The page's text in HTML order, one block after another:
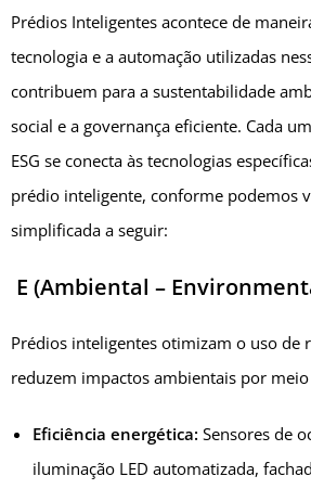
Prédios Inteligentes acontece de
tecnologia e a automação utilizadas
contribuem para a sustentabilidade
social e a governança eficiente. Cada
ESG se conecta às tecnologias
prédio inteligente, conforme podemos
simplificada a seguir:
E (Ambiental –
Prédios inteligentes otimizam o uso de
reduzem impactos ambientais por meio
Eficiência energética: Sensores de
iluminação LED automatizada,